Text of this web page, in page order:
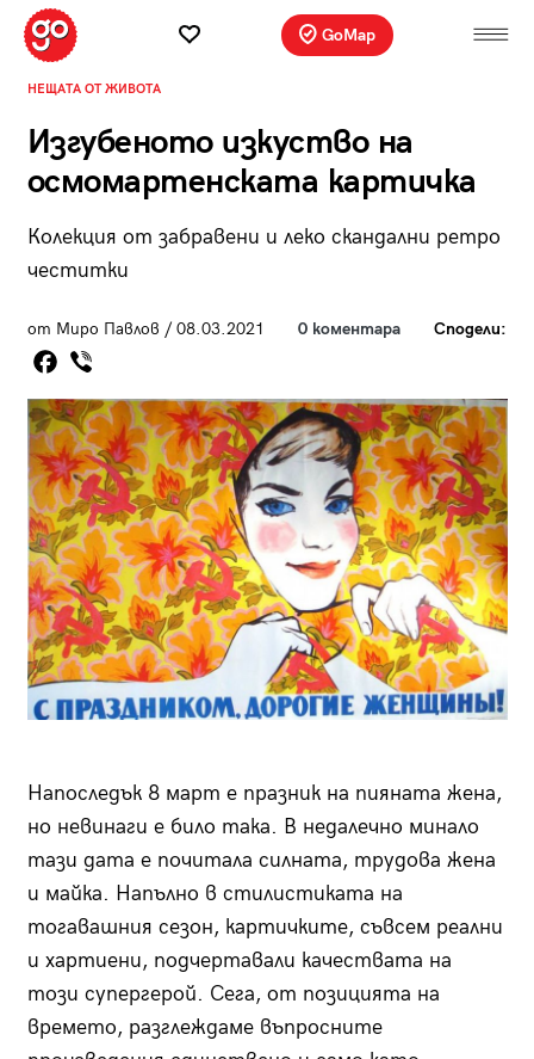
GoMap
НЕЩАТА ОТ ЖИВОТА
Изгубеното изкуство на
осмомартенската картичка
Колекция от забравени и леко скандални ретро
честитки
от Миро Павлов / 08.03.2021 0 коментара Сподели:
Напоследък 8 март е празник на пияната жена,
но невинаги е било така. В недалечно минало
тази дата е почитала силната, трудова жена
и майка. Напълно в стилистиката на
тогавашния сезон, картичките, съвсем реални
и хартиени, подчертавали качествата на
този супергерой. Сега, от позицията на
времето, разглеждаме въпросните